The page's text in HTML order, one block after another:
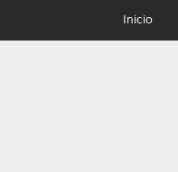
Inicio